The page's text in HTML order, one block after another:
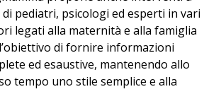
di pediatri, psicologi ed esperti in vari
legati alla maternità e alla famiglia
di fornire informazioni
ed esaustive, mantenendo allo
tempo uno stile semplice e alla